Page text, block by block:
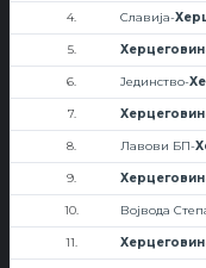
4. Славија-
5.
6. Јединство-
7.
8. Лавови БП-
9.
10. Војвода
11.